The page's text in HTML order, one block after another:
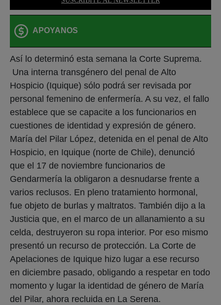
APOYANOS
Así lo determinó esta semana la Corte Suprema.
Una interna transgénero del penal de Alto
Hospicio (Iquique) sólo podrá ser revisada por
personal femenino de enfermería. A su vez, el fallo
establece que se capacite a los funcionarios en
cuestiones de identidad y expresión de género.
María del Pilar López, detenida en el penal de Alto
Hospicio, en Iquique (norte de Chile), denunció
que el 17 de noviembre funcionarios de
Gendarmería la obligaron a desnudarse frente a
varios reclusos. En pleno tratamiento hormonal,
fue objeto de burlas y maltratos. También dijo a la
Justicia que, en el marco de un allanamiento a su
celda, destruyeron su ropa interior. Por eso mismo
presentó un recurso de protección. La Corte de
Apelaciones de Iquique hizo lugar a ese recurso
en diciembre pasado, obligando a respetar en todo
momento y lugar la identidad de género de María
del Pilar, ahora recluida en La Serena.